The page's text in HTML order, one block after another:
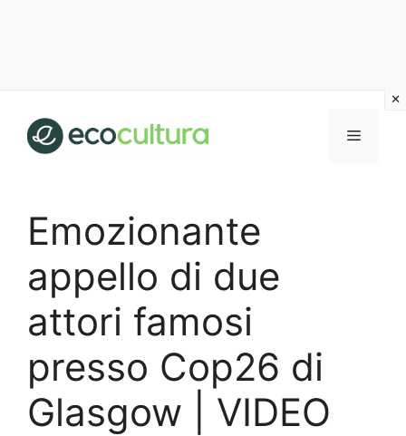
contenuto
MENU
Emozionante
appello di due
attori famosi
presso Cop26 di
Glasgow | VIDEO